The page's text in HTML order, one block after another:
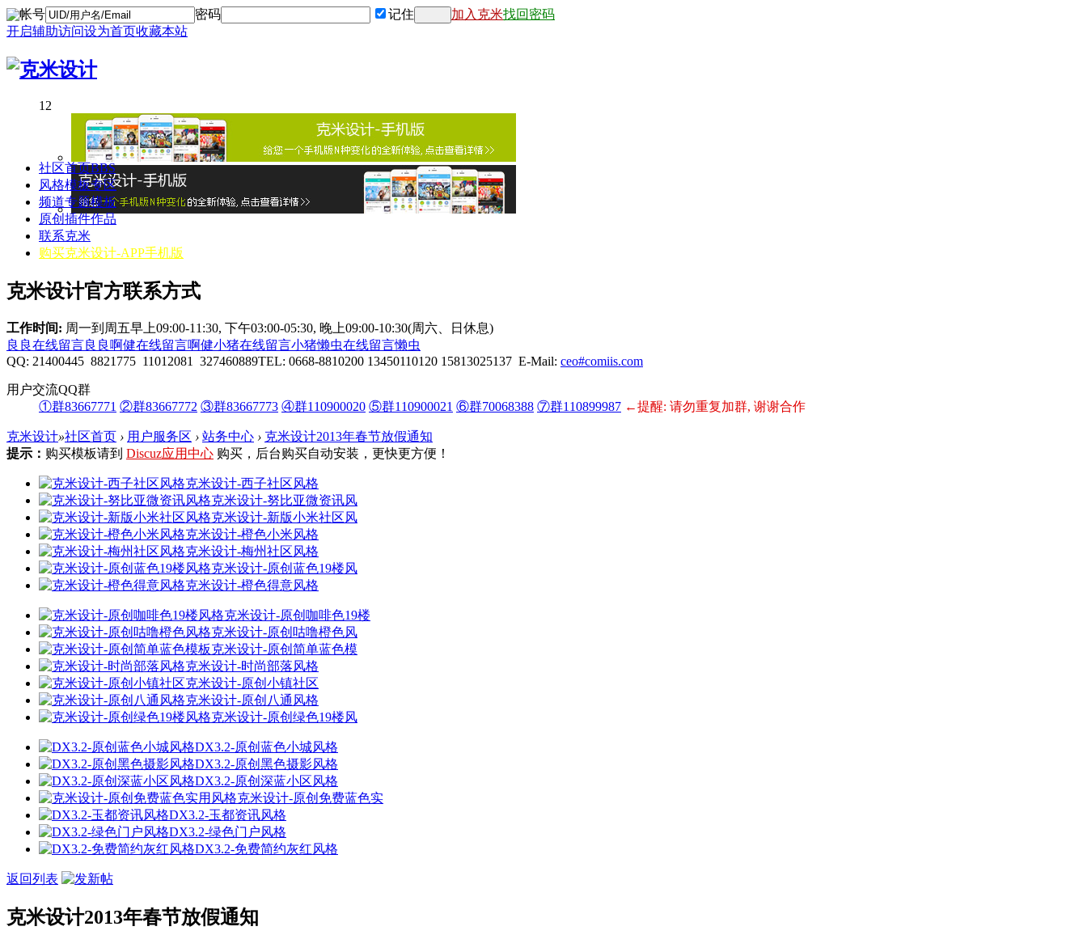
帐号 密码 记住 加入克米找回密码
开启辅助访问设为首页收藏本站
1 2
社区首页BBS
风格模板专区
频道专题模板
原创插件作品
联系克米
购买克米设计-APP手机版
克米设计官方联系方式
工作时间: 周一到周五早上09:00-11:30, 下午03:00-05:30, 晚上09:00-10:30(周六、日休息)
良良在线留言良良 啊健在线留言啊健小猪在线留言小猪懒虫在线留言懒虫
QQ: 21400445 8821775 11012081 327460889TEL: 0668-8810200 13450110120 15813025137 E-Mail: ceo#comiis.com
用户交流QQ群
①群83667771 ②群83667772 ③群83667773 ④群110900020 ⑤群110900021 ⑥群70068388 ⑦群110899987 ←提醒: 请勿重复加群, 谢谢合作
克米设计»社区首页 › 用户服务区 › 站务中心 › 克米设计2013年春节放假通知
提示： 购买模板请到 Discuz应用中心 购买，后台购买自动安装，更快更方便！
克米设计-西子社区风格
克米设计-努比亚微资讯风
克米设计-新版小米社区风
克米设计-橙色小米风格
克米设计-梅州社区风格
克米设计-原创蓝色19楼风
克米设计-橙色得意风格
克米设计-原创咖啡色19楼
克米设计-原创咕噜橙色风
克米设计-原创简单蓝色模
克米设计-时尚部落风格
克米设计-原创小镇社区
克米设计-原创八通风格
克米设计-原创绿色19楼风
DX3.2-原创蓝色小城风格
DX3.2-原创黑色摄影风格
DX3.2-原创深蓝小区风格
克米设计-原创免费蓝色实
DX3.2-玉都资讯风格
DX3.2-绿色门户风格
DX3.2-免费简约灰红风格
返回列表
克米设计2013年春节放假通知